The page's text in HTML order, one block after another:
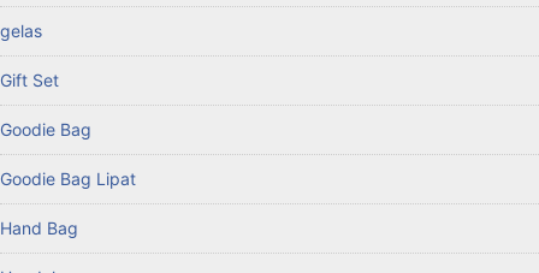
gelas
Gift Set
Goodie Bag
Goodie Bag Lipat
Hand Bag